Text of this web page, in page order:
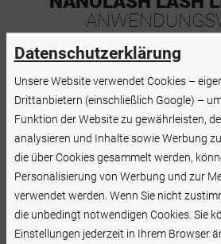
Tragen Sie das Produkt auf die
Silikonrolle auf. Kämmen Sie dann
folgen Sie den weiteren
der Anleitung. Sie können den Kleber
Lamination der Wimpern ebenfalls
Silikonrolleauftragen, damit sie
Vorgangs besser am Augenlid haftet.
Datenschutzerklärung
Unsere Website verwendet Cookies –
Drittanbietern (einschließlich Google) –
Funktion der Website zu gewährleisten,
analysieren und Inhalte sowie Werbung
die über Cookies gesammelt werden,
Personalisierung von Werbung und zur
verwendet werden. Wenn Sie nicht
die unbedingt notwendigen Cookies. Sie
Einstellungen jederzeit in Ihrem Browser